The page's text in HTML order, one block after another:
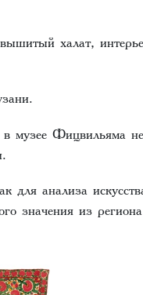
вышитый халат,
в музее Фицвильяма
для анализа
значения из